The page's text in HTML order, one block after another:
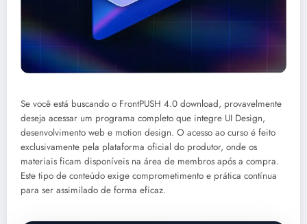
Se você está buscando o FrontPUSH 4.0 download, provavelmente
deseja acessar um programa completo que integre UI Design,
desenvolvimento web e motion design. O acesso ao curso é feito
exclusivamente pela plataforma oficial do produtor, onde os
materiais ficam disponíveis na área de membros após a compra.
Este tipo de conteúdo exige comprometimento e prática contínua
para ser assimilado de forma eficaz.